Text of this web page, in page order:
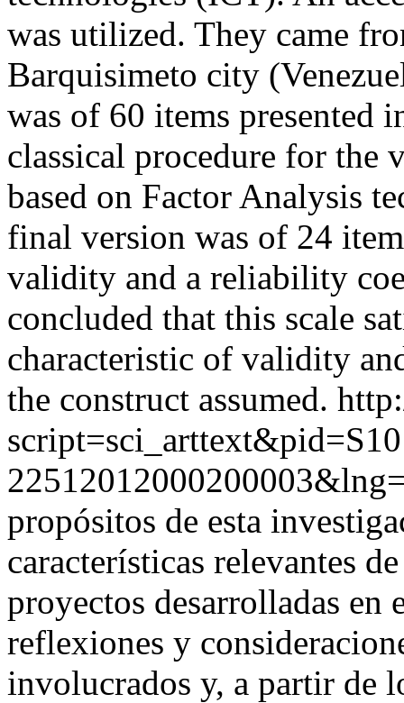
was utilized. They came
Barquisimeto city
was of 60 items presented
classical procedure for the
based on Factor Analysis
final version was of 24
validity and a reliability
concluded that this scale
characteristic of validity
the construct assumed.
propósitos de esta
características relevantes
proyectos desarrolladas en
reflexiones y
involucrados y, a partir de